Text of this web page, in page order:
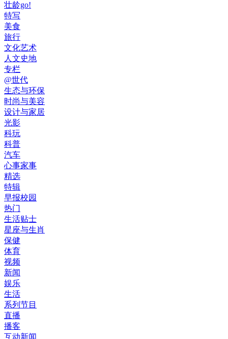
壮龄go!
特写
美食
旅行
文化艺术
人文史地
专栏
@世代
生态与环保
时尚与美容
设计与家居
光影
科玩
科普
汽车
心事家事
精选
特辑
早报校园
热门
生活贴士
星座与生肖
保健
体育
视频
新闻
娱乐
生活
系列节目
直播
播客
互动新闻